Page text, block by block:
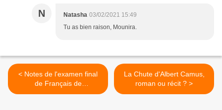
N Natasha 03/02/2021 15:49
Tu as bien raison, Mounira.
< Notes de l'examen final
de Français de
communication (Institut
La Chute d'Albert Camus,
roman ou récit ? >